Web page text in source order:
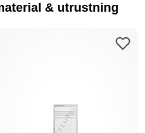
& utrustning